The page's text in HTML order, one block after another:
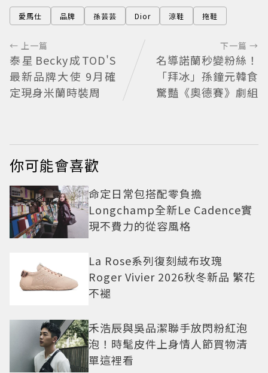
愛馬仕 品牌 孫芸芸 Dior 涼鞋 拖鞋
← 上一篇
泰星Becky成TOD'S
最新品牌大使 9月確
定現身米蘭時裝周
下一篇 →
名導諾蘭秒變粉絲！
「拜冰」孫鐘元韓食
驚豔《奧德賽》劇組
你可能會喜歡
命定日常包搭配零負擔
Longchamp全新Le Cadence實
現不費力的從容風格
La Rose系列復刻絨布玫瑰
Roger Vivier 2026秋冬新品 繁花
不褪
禾浩辰與吳品潔聯手放閃粉紅泡
泡！時髦皮件上身情人節買物清
單這裡看